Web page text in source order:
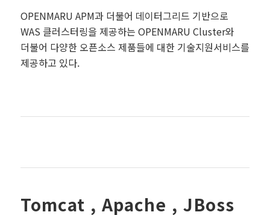
OPENMARU APM과 더불어 데이터그리드 기반으로
WAS 클러스터링을 제공하는 OPENMARU Cluster와
더불어 다양한 오픈소스 제품들에 대한 기술지원서비스를
제공하고 있다.
Tomcat , Apache , JBoss